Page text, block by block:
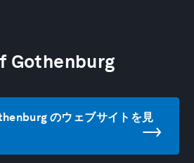
Gothenburg
のウェブサイトを見